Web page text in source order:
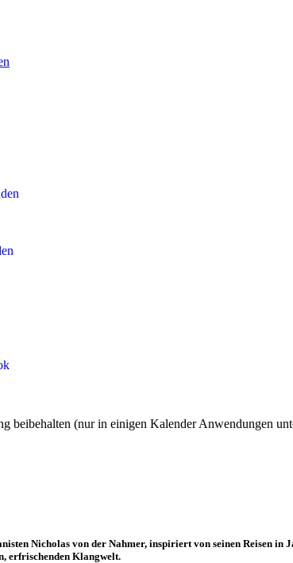
beibehalten (nur in einigen Kalender Anwendungen
Nicholas von der Nahmer, inspiriert von seinen Reisen in
erfrischenden Klangwelt.